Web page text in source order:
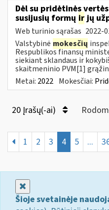
Dėl su pridėtinės
susijusių formų irjų
Web turinio sąrašas 2022-
Valstybinė mokesčių
Respublikos finansų
siekiant sklandaus ir
skaitmeninio PVM[1]
Metai: 2022 Mokesčiai:
20 Įrašų(-ai)
1 2 3 4 5 ...
Šioje svetainėje